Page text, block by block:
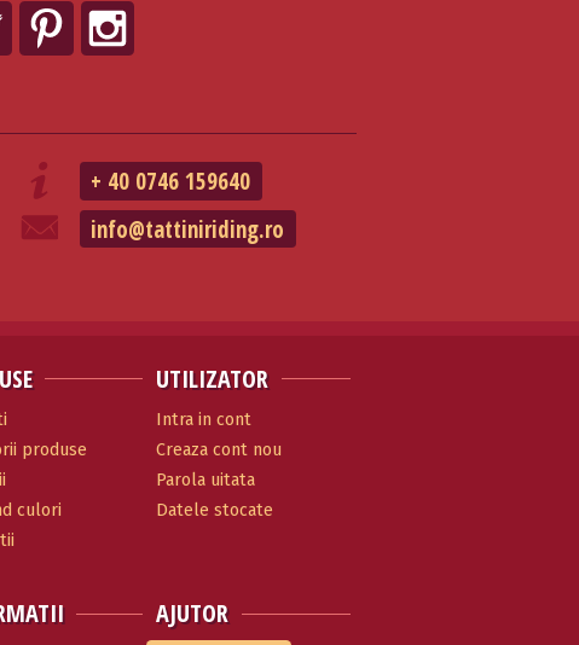
+ 40 0746 159640
info@tattiniriding.ro
produse
culori
UTILIZATOR
Intra in cont
Creaza cont nou
Parola uitata
Datele stocate
AJUTOR